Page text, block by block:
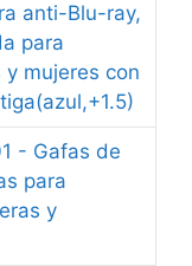
anti-Blu-ray,
para
mujeres con
- Gafas de
para
y